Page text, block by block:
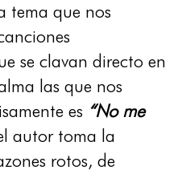
tema que nos
se clavan directo en
las que nos
es “No me
autor toma la
rotos, de